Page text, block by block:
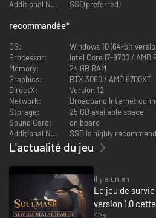
tribal et le bateau fluvial utilisés par
Les prochaines mises à jour
gigantesques et bien d'autres encore.
Chaque navire permet une
personnalisable. Vous pouvez
légers pour vous élever dans les airs,
sable pour vous déplacer dans le
d'ajouter de nombreux modules
pilotage, des passerelles ou des
fabriquer différentes arbalètes,
d'artillerie principales. Transformez
véritable forteresse de combat mobile.
Les membres de votre tribu peuvent
travailler sur le navire et y établir une
construction suspendue dans les airs.
Additional Notes:
SSD(preferred)
recommandée*
OS:
Windows 10 (64-bit
Processor:
Intel Core i7-9700 / AMD
Memory:
24 GB RAM
Graphics:
RTX 3060 / AMD 6700XT
DirectX:
Version 12
Network:
Broadband Internet
Storage:
25 GB available space
Sound Card:
on board
Additional Notes:
SSD is highly
L'actualité du jeu
il y a un an
Le jeu de
version 1.0